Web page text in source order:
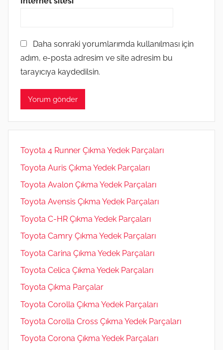
Daha sonraki yorumlarımda kullanılması için
adım, e-posta adresim ve site adresim bu
tarayıcıya kaydedilsin.
Toyota 4 Runner Çıkma Yedek Parçaları
Toyota Auris Çıkma Yedek Parçaları
Toyota Avalon Çıkma Yedek Parçaları
Toyota Avensis Çıkma Yedek Parçaları
Toyota C-HR Çıkma Yedek Parçaları
Toyota Camry Çıkma Yedek Parçaları
Toyota Carina Çıkma Yedek Parçaları
Toyota Celica Çıkma Yedek Parçaları
Toyota Çıkma Parçalar
Toyota Corolla Çıkma Yedek Parçaları
Toyota Corolla Cross Çıkma Yedek Parçaları
Toyota Corona Çıkma Yedek Parçaları